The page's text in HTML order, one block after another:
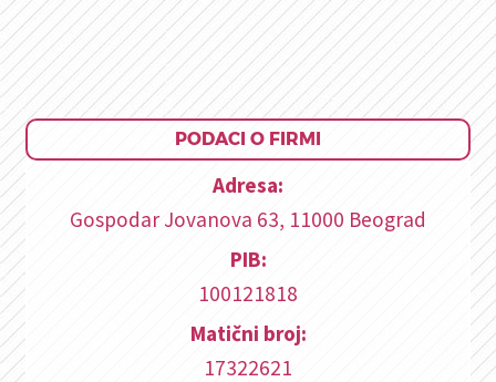
PODACI O FIRMI
Adresa:
Gospodar Jovanova 63, 11000 Beograd
PIB:
100121818
Matični broj:
17322621